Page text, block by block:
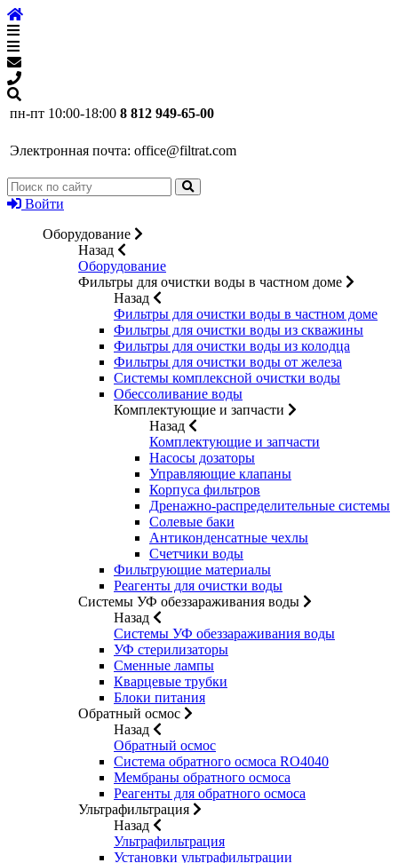
пн-пт 10:00-18:00 8 812 949-65-00
Электронная почта: office@filtrat.com
Войти
Оборудование
Назад
Оборудование
Фильтры для очистки воды в частном доме
Назад
Фильтры для очистки воды в частном доме
Фильтры для очистки воды из скважины
Фильтры для очистки воды из колодца
Фильтры для очистки воды от железа
Системы комплексной очистки воды
Обессоливание воды
Комплектующие и запчасти
Назад
Комплектующие и запчасти
Насосы дозаторы
Управляющие клапаны
Корпуса фильтров
Дренажно-распределительные системы
Солевые баки
Антиконденсатные чехлы
Счетчики воды
Фильтрующие материалы
Реагенты для очистки воды
Системы УФ обеззараживания воды
Назад
Системы УФ обеззараживания воды
УФ стерилизаторы
Сменные лампы
Кварцевые трубки
Блоки питания
Обратный осмос
Назад
Обратный осмос
Система обратного осмоса RO4040
Мембраны обратного осмоса
Реагенты для обратного осмоса
Ультрафильтрация
Назад
Ультрафильтрация
Установки ультрафильтрации